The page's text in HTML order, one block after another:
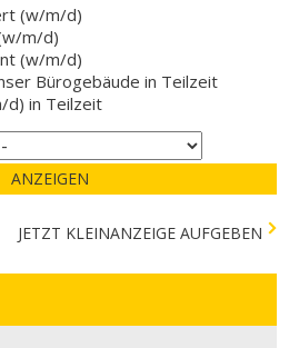
(w/m/d)
m/d)
(w/m/d)
Bürogebäude in Teilzeit
d) in Teilzeit
ANZEIGEN
JETZT KLEINANZEIGE AUFGEBEN